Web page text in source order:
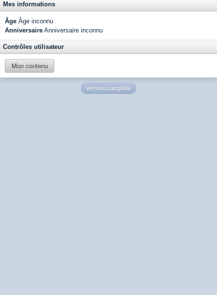
Mes informations
Âge Âge inconnu
Anniversaire Anniversaire inconnu
Contrôles utilisateur
Mon contenu
Version complète